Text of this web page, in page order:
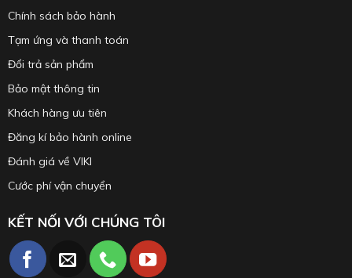
Chính sách bảo hành
Tạm ứng và thanh toán
Đổi trả sản phẩm
Bảo mật thông tin
Khách hàng ưu tiên
Đăng kí bảo hành online
Đánh giá về VIKI
Cước phí vận chuyển
KẾT NỐI VỚI CHÚNG TÔI